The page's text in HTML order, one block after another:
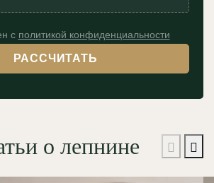
с политикой конфиденциальности
РАССЧИТАТЬ
о лепнине